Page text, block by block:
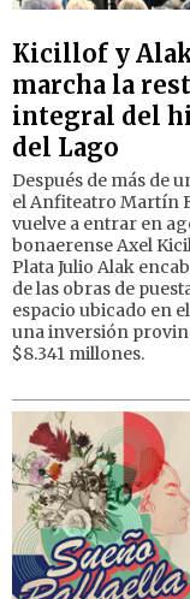
Kicillof y
marcha la
integral del
del Lago
Después de más de
el Anfiteatro Martín
vuelve a entrar en
bonaerense Axel
Plata Julio Alak
de las obras de
espacio ubicado en
una inversión
$8.341 millones.